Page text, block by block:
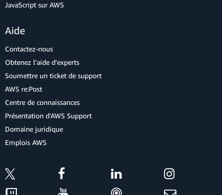
JavaScript sur AWS
Aide
Contactez-nous
Obtenez l'aide d'experts
Soumettre un ticket de support
AWS re:Post
Centre de connaissances
Présentation d'AWS Support
Domaine juridique
Emplois AWS